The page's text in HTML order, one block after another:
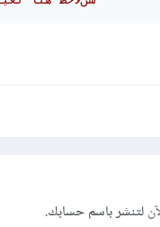
لتنشر باسم حسابك.